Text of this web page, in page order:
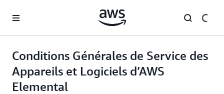
Conditions Générales de Service des
Appareils et Logiciels d’AWS
Elemental